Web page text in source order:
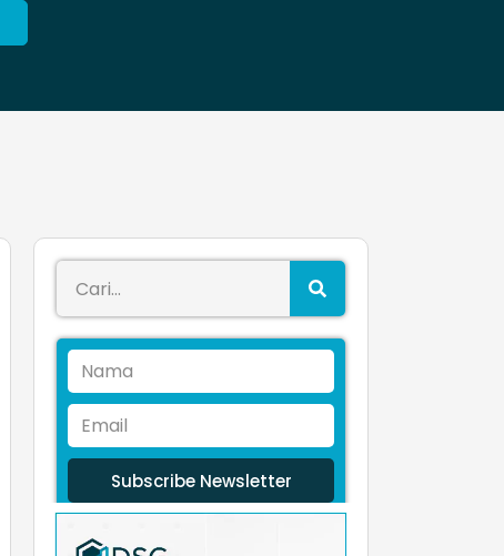
Subscribe Newsletter